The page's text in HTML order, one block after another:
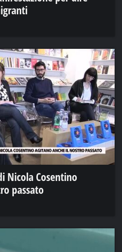
Nicola Cosentino
passato